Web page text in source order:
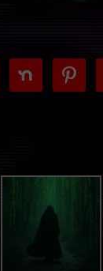
nextdoor pinterest